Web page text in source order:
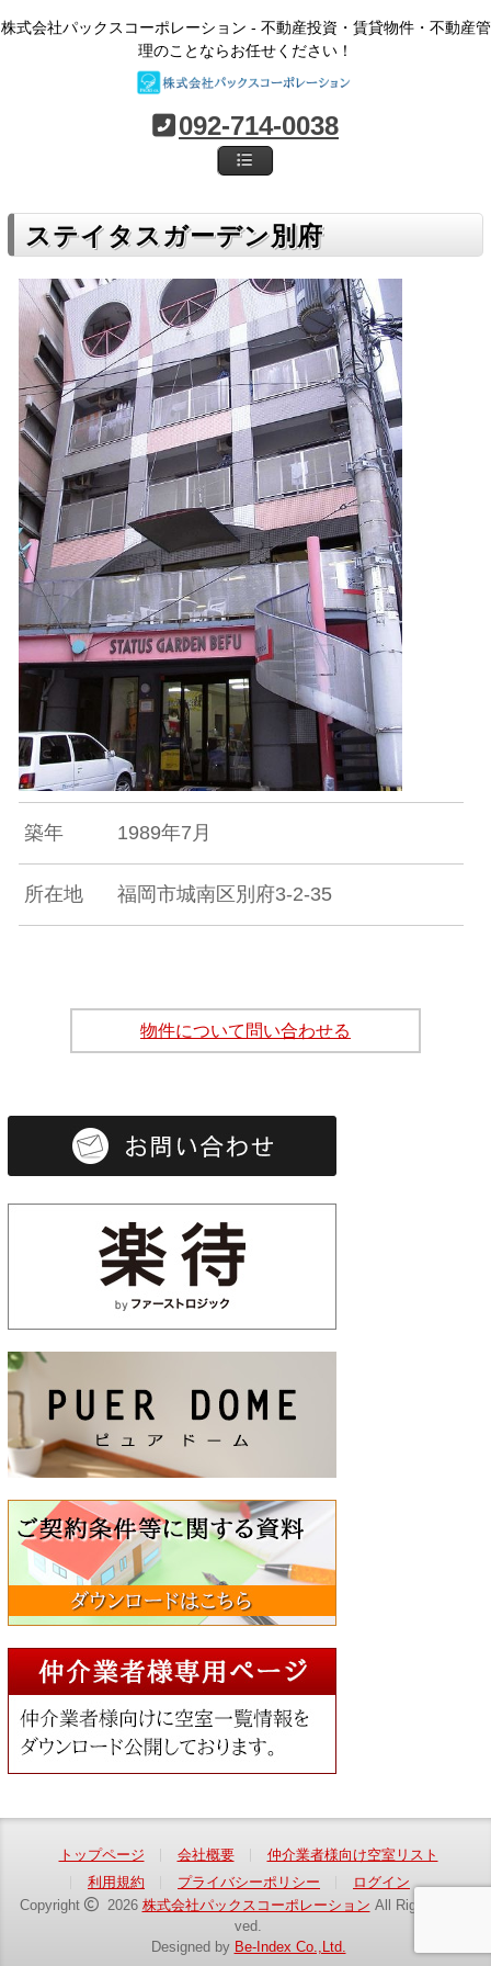
株式会社パックスコーポレーション - 不動産投資・賃貸物件・不動産管
理のことならお任せください！
092-714-0038
ステイタスガーデン別府
築年 1989年7月
所在地 福岡市城南区別府3-2-35
物件について問い合わせる
トップページ 会社概要
仲介業者様向け空室リスト
利用規約
プライバシーポリシー
ログイン
Copyright
2026 株式会社パックスコーポレーション All Rights Reser
ved.
Designed by Be-Index Co.,Ltd.